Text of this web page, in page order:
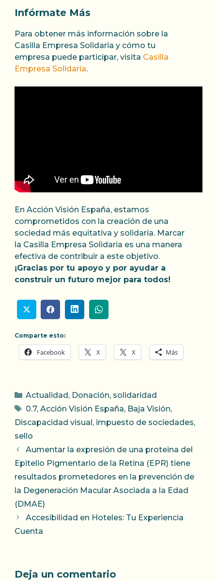
Infórmate Más
Para obtener más información sobre la
Casilla Empresa Solidaria y cómo tu
empresa puede participar, visita Casilla
Empresa Solidaria.
En Acción Visión España, estamos
comprometidos con la creación de una
sociedad más equitativa y solidaria. Marcar
la Casilla Empresa Solidaria es una manera
efectiva de contribuir a este objetivo.
¡Gracias por tu apoyo y por ayudar a
construir un futuro mejor para todos!
Comparte esto:
Facebook X X Más
Categorías
Actualidad, Donación, solidaridad
Etiquetas
0.7, Acción Visión España, Baja Visión,
Discapacidad visual, impuesto de sociedades,
sello
Aumentar la expresión de una proteina del
Epitelio Pigmentario de la Retina (EPR) tiene
resultados prometedores en la prevención de
la Degeneración Macular Asociada a la Edad
(DMAE)
Accesibilidad en Hoteles: Tu Experiencia
Cuenta
Deja un comentario